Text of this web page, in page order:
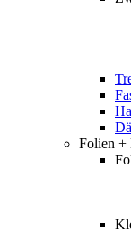
Folien +